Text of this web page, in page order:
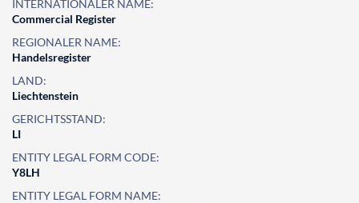
INTERNATIONALER NAME:
Commercial Register
REGIONALER NAME:
Handelsregister
LAND:
Liechtenstein
GERICHTSSTAND:
LI
ENTITY LEGAL FORM CODE:
Y8LH
ENTITY LEGAL FORM NAME: